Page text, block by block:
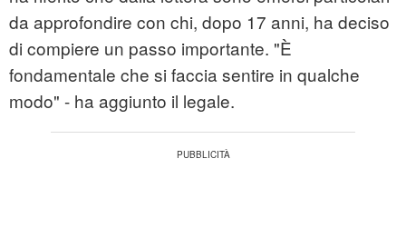
da approfondire con chi, dopo 17 anni, ha deciso
di compiere un passo importante. "È
fondamentale che si faccia sentire in qualche
modo" - ha aggiunto il legale.